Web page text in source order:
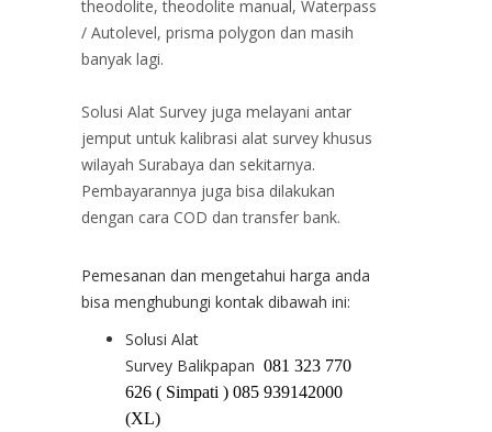
theodolite, theodolite manual, Waterpass
/ Autolevel, prisma polygon dan masih
banyak lagi.
Solusi Alat Survey juga melayani antar
jemput untuk kalibrasi alat survey khusus
wilayah Surabaya dan sekitarnya.
Pembayarannya juga bisa dilakukan
dengan cara COD dan transfer bank.
Pemesanan dan mengetahui harga anda
bisa menghubungi kontak dibawah ini:
Solusi Alat
Survey Balikpapan 081 323 770
626 ( Simpati ) 085 939142000
(XL)